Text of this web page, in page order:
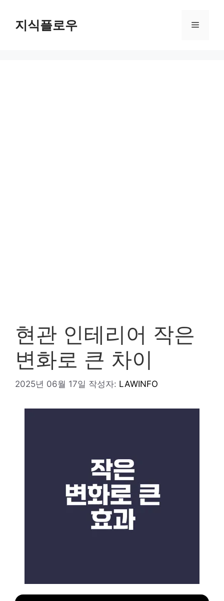
지식플로우 메
현관 인테리어 작은
변화로 큰 차이
2025년 06월 17일 작성자: LAWINFO